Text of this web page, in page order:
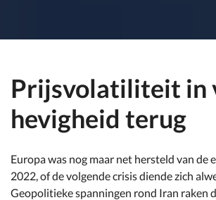
Prijsvolatiliteit in
hevigheid terug
Europa was nog maar net hersteld van de
2022, of de volgende crisis diende zich
Geopolitieke spanningen rond Iran raken